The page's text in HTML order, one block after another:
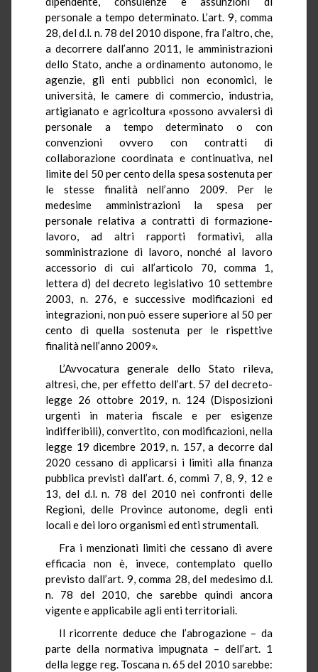
personale a tempo determinato. L’art. 9, comma
28, del d.l. n. 78 del 2010 dispone, fra l’altro, che,
a decorrere dall’anno 2011, le amministrazioni
dello Stato, anche a ordinamento autonomo, le
agenzie, gli enti pubblici non economici, le
università, le camere di commercio, industria,
artigianato e agricoltura «possono avvalersi di
personale a tempo determinato o con
convenzioni ovvero con contratti di
collaborazione coordinata e continuativa, nel
limite del 50 per cento della spesa sostenuta per
le stesse finalità nell’anno 2009. Per le
medesime amministrazioni la spesa per
personale relativa a contratti di formazione-
lavoro, ad altri rapporti formativi, alla
somministrazione di lavoro, nonché al lavoro
accessorio di cui all’articolo 70, comma 1,
lettera d) del decreto legislativo 10 settembre
2003, n. 276, e successive modificazioni ed
integrazioni, non può essere superiore al 50 per
cento di quella sostenuta per le rispettive
finalità nell’anno 2009».
L’Avvocatura generale dello Stato rileva,
altresì, che, per effetto dell’art. 57 del decreto-
legge 26 ottobre 2019, n. 124 (Disposizioni
urgenti in materia fiscale e per esigenze
indifferibili), convertito, con modificazioni, nella
legge 19 dicembre 2019, n. 157, a decorre dal
2020 cessano di applicarsi i limiti alla finanza
pubblica previsti dall’art. 6, commi 7, 8, 9, 12 e
13, del d.l. n. 78 del 2010 nei confronti delle
Regioni, delle Province autonome, degli enti
locali e dei loro organismi ed enti strumentali.
Fra i menzionati limiti che cessano di avere
efficacia non è, invece, contemplato quello
previsto dall’art. 9, comma 28, del medesimo d.l.
n. 78 del 2010, che sarebbe quindi ancora
vigente e applicabile agli enti territoriali.
Il ricorrente deduce che l’abrogazione – da
parte della normativa impugnata – dell’art. 1
della legge reg. Toscana n. 65 del 2010 sarebbe: